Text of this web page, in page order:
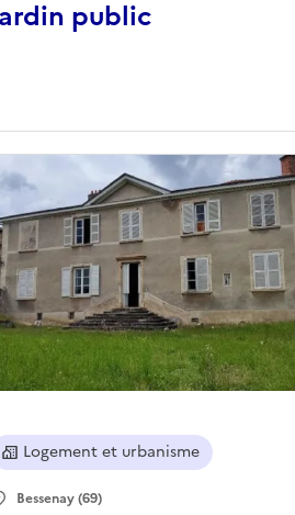
public
Logement et urbanisme
Bessenay (69)